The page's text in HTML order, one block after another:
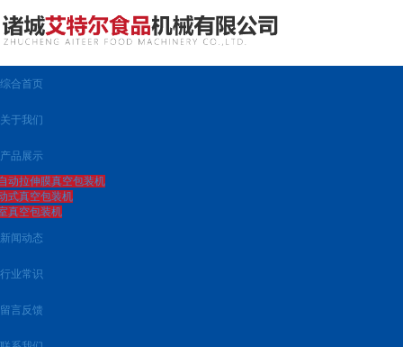
综合首页
关于我们
产品展示
动拉伸膜真空包装机
式真空包装机
真空包装机
新闻动态
行业常识
留言反馈